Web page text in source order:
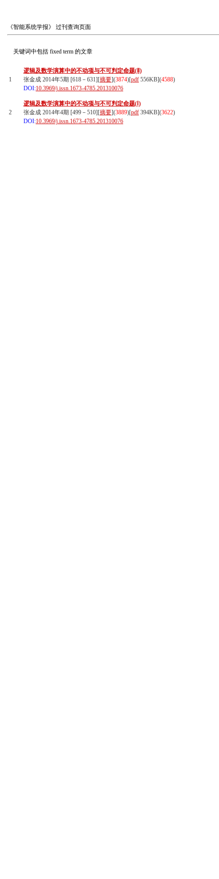
《智能系统学报》 过刊查询页面
关键词中包括 fixed term 的文章
1
逻辑及数学演算中的不动项与不可判定命题(Ⅱ)
张金成 2014年5期 [618－631][摘要](3874)[pdf 556KB](4588)
DOI:10.3969/j.issn.1673-4785.201310076
2
逻辑及数学演算中的不动项与不可判定命题(Ⅰ)
张金成 2014年4期 [499－510][摘要](3889)[pdf 394KB](3622)
DOI:10.3969/j.issn.1673-4785.201310076